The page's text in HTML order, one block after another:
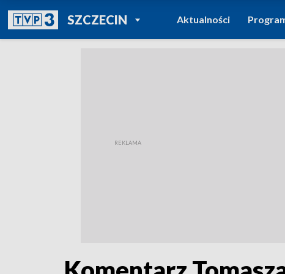
SZCZECINPOWRÓT DO
TVP REGIONY
Aktualności